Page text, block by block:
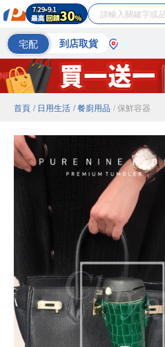
宅配 到店取貨
首頁 / 日用生活 / 餐廚用品 / 保鮮容器